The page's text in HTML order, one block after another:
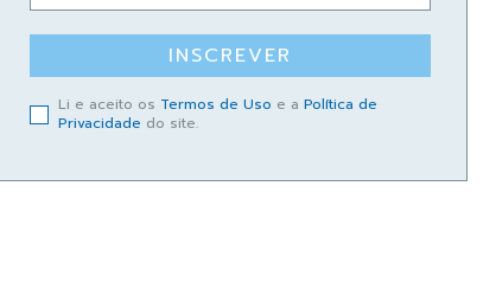
INSCREVER
Li e aceito os Termos de Uso e a Política de
Privacidade do site.